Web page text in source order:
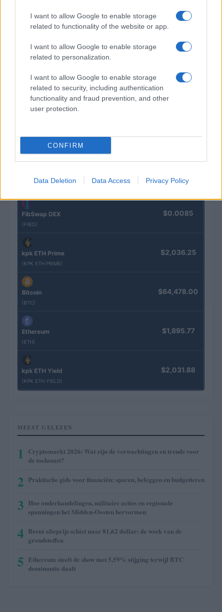
I want to allow Google to enable storage
related to functionality of the website or app.
I want to allow Google to enable storage
related to personalization.
I want to allow Google to enable storage
related to security, including authentication
functionality and fraud prevention, and other
user protection.
CONFIRM
Data Deletion Data Access Privacy Policy
Eureka Bridged PAX Gold (Terra
(PAXG)
$4,205.78
Kinza Babylon Staked BTC
Epoch Island
(EPOCH)
$0.032
Stride Staked Injective $16.46
(JDB)
FibSwap DEX
(FIBO)
$0.0085
kpk ETH Prime
(KPK ETH PRIME)
$2,036.25
Bitcoin
(BTC)
$64,478.00
Ethereum
(ETH)
$1,895.77
kpk ETH Yield
(KPK ETH YIELD)
$2,031.88
MEEST GELEZEN
1
Cryptomarkt 2026: Wat zijn de verwachtingen en trends voor
de toekomst?
2 Praktische gids voor financiën: sparen, beleggen en budgetteren
3 Hoe onderhandelingen, militaire acties en regionale
spanningen het Midden-Oosten hervormen
4 Brent olieprijs schiet naar 81,62 dollar: de week van de
grondstoffen
5 Ethereum steelt de show met 5,59% stijging terwijl BTC
dominantie daalt